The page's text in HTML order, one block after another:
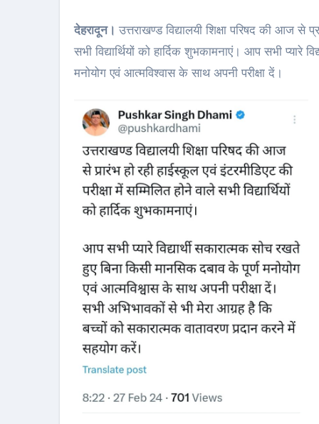
देहरादून। उत्तराखण्ड विद्यालयी शिक्षा परिषद की आज से
सभी विद्यार्थियों को हार्दिक शुभकामनाएं। आप सभी प्यारे
मनोयोग एवं आत्मविश्वास के साथ अपनी परीक्षा दें।